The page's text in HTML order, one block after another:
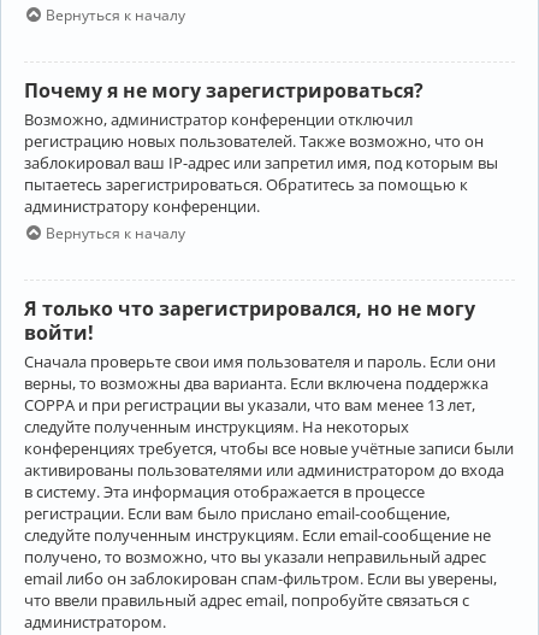
Вернуться к началу
Почему я не могу зарегистрироваться?
Возможно, администратор конференции отключил
регистрацию новых пользователей. Также возможно, что он
заблокировал ваш IP-адрес или запретил имя, под которым вы
пытаетесь зарегистрироваться. Обратитесь за помощью к
администратору конференции.
Вернуться к началу
Я только что зарегистрировался, но не могу
войти!
Сначала проверьте свои имя пользователя и пароль. Если они
верны, то возможны два варианта. Если включена поддержка
COPPA и при регистрации вы указали, что вам менее 13 лет,
следуйте полученным инструкциям. На некоторых
конференциях требуется, чтобы все новые учётные записи были
активированы пользователями или администратором до входа
в систему. Эта информация отображается в процессе
регистрации. Если вам было прислано email-сообщение,
следуйте полученным инструкциям. Если email-сообщение не
получено, то возможно, что вы указали неправильный адрес
email либо он заблокирован спам-фильтром. Если вы уверены,
что ввели правильный адрес email, попробуйте связаться с
администратором.